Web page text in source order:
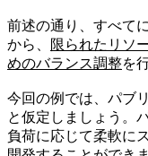
前述の通り、すべて
から、
限られたリソ
めのバランス調整を
今回の例では、パブ
と仮定しましょう。
負荷に応じて柔軟に